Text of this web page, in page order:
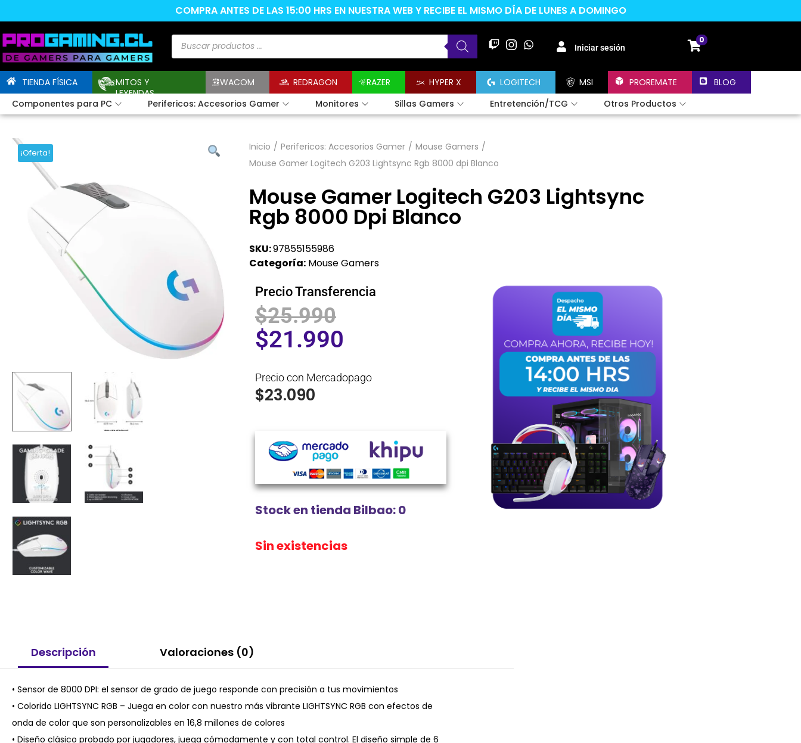
COMPRA ANTES DE LAS 15:00 HRS EN NUESTRA WEB Y RECIBE EL MISMO DÍA DE LUNES A DOMINGO
Iniciar sesión
0
TIENDA FÍSICA
MITOS Y
LEYENDAS
WACOM REDRAGON RAZER HYPER X LOGITECH MSI PROREMATE
BLOG
Componentes para PC
Perifericos: Accesorios Gamer Monitores Sillas Gamers Entretención/TCG Otros Productos
¡Oferta!
Inicio / Perifericos: Accesorios Gamer / Mouse Gamers /
Mouse Gamer Logitech G203 Lightsync Rgb 8000 dpi Blanco
Mouse Gamer Logitech G203 Lightsync
Rgb 8000 Dpi Blanco
SKU:97855155986
Categoría: Mouse Gamers
Precio Transferencia
$25.990
$21.990
Precio con Mercadopago
$23.090
Stock en tienda Bilbao: 0
Sin existencias
Descripción Valoraciones (0)
• Sensor de 8000 DPI: el sensor de grado de juego responde con precisión a tus movimientos
• Colorido LIGHTSYNC RGB – Juega en color con nuestro más vibrante LIGHTSYNC RGB con efectos de
onda de color que son personalizables en 16,8 millones de colores
• Diseño clásico probado por jugadores, juega cómodamente y con total control. El diseño simple de 6